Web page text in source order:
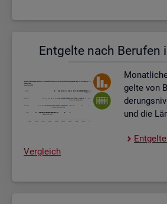
Ent­gel­te nach Be­ru­fen
gel­te von
und die
Ver­gleich